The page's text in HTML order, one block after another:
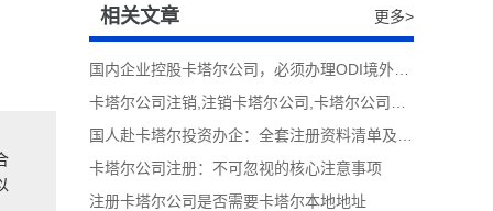
相关文章 更多>
卡塔尔公司注册：不可忽视的核心注意事项
注册卡塔尔公司是否需要卡塔尔本地地址